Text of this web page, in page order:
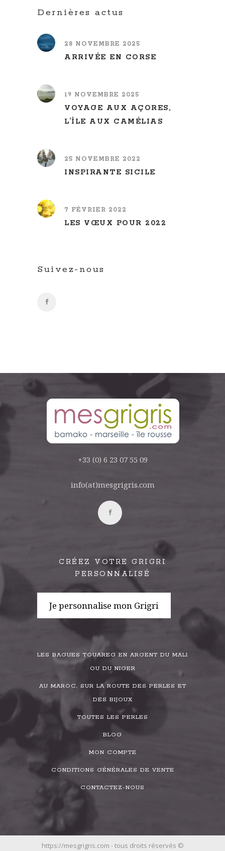
Dernières actus
28 NOVEMBRE 2025
ARRIVÉE EN CORSE
19 NOVEMBRE 2025
VOYAGE AUX AÇORES,
L’ÎLE AUX CAMÉLIAS
25 NOVEMBRE 2022
INSPIRANTE SICILE
7 FÉVRIER 2022
LES VŒUX POUR 2022
Suivez-nous
+33 (0) 6 23 07 55 09
info(at)mesgrigris.com
CRÉEZ VOTRE GRIGRI
PERSONNALISÉ
Je personnalise mon Grigri
LES BAGUES TOUAREG EN ARGENT DU MALI
OU DU NIGER
AU MAROC, SUR LA ROUTE DES PERLES ET
DES BIJOUX
TOUTES LES PERLES
BLOG
MON COMPTE
CONDITIONS GÉNÉRALES DE VENTE
CONTACTEZ-NOUS
https://mesgrigris.com - tous droits réservés ©